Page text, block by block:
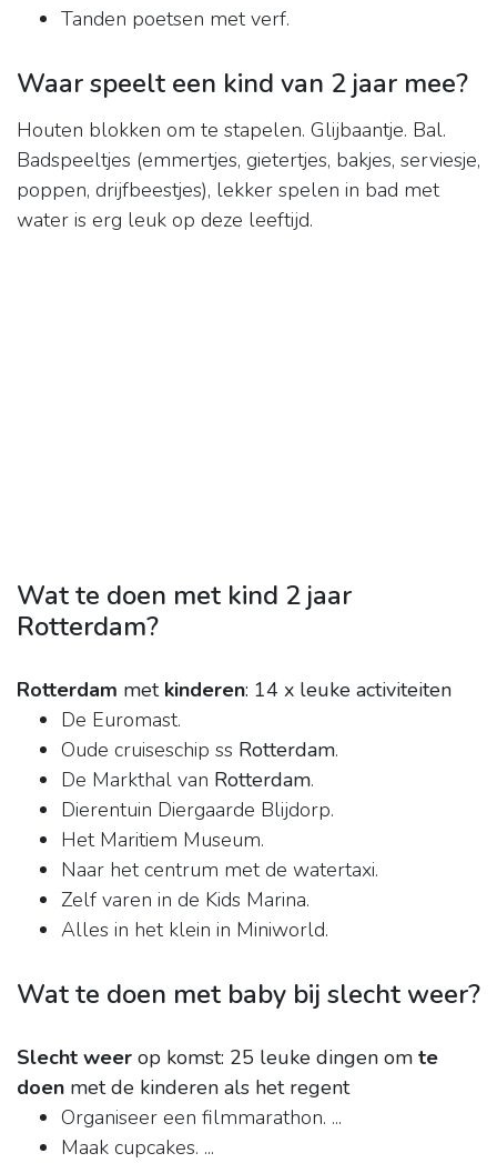
Tanden poetsen met verf.
Waar speelt een kind van 2 jaar mee?
Houten blokken om te stapelen. Glijbaantje. Bal.
Badspeeltjes (emmertjes, gietertjes, bakjes, serviesje,
poppen, drijfbeestjes), lekker spelen in bad met
water is erg leuk op deze leeftijd.
Wat te doen met kind 2 jaar
Rotterdam?
Rotterdam met kinderen: 14 x leuke activiteiten
De Euromast.
Oude cruiseschip ss Rotterdam.
De Markthal van Rotterdam.
Dierentuin Diergaarde Blijdorp.
Het Maritiem Museum.
Naar het centrum met de watertaxi.
Zelf varen in de Kids Marina.
Alles in het klein in Miniworld.
Wat te doen met baby bij slecht weer?
Slecht weer op komst: 25 leuke dingen om te
doen met de kinderen als het regent
Organiseer een filmmarathon. ...
Maak cupcakes. ...